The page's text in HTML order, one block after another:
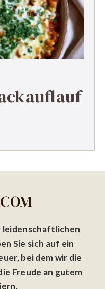
leidenschaftlichen
Sie sich auf ein
bei dem wir die
Freude an gutem